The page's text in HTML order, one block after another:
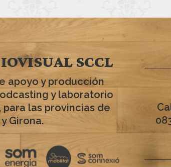
SCCL
apoyo y producción
y laboratorio
las provincias de
Girona.